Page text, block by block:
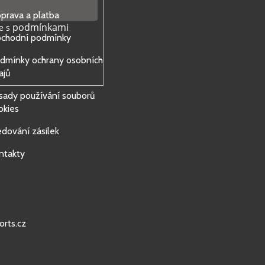
s podmínkami
a platba
podmínky
ochrany osobních
používání souborů
zásilek